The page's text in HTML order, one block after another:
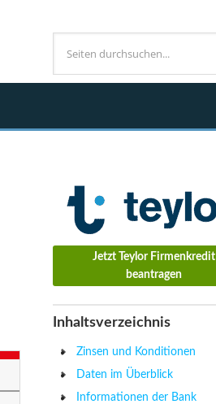
Jetzt Teylor Firmenkredit
beantragen
Inhaltsverzeichnis
Zinsen und Konditionen
Daten im Überblick
Informationen der Bank